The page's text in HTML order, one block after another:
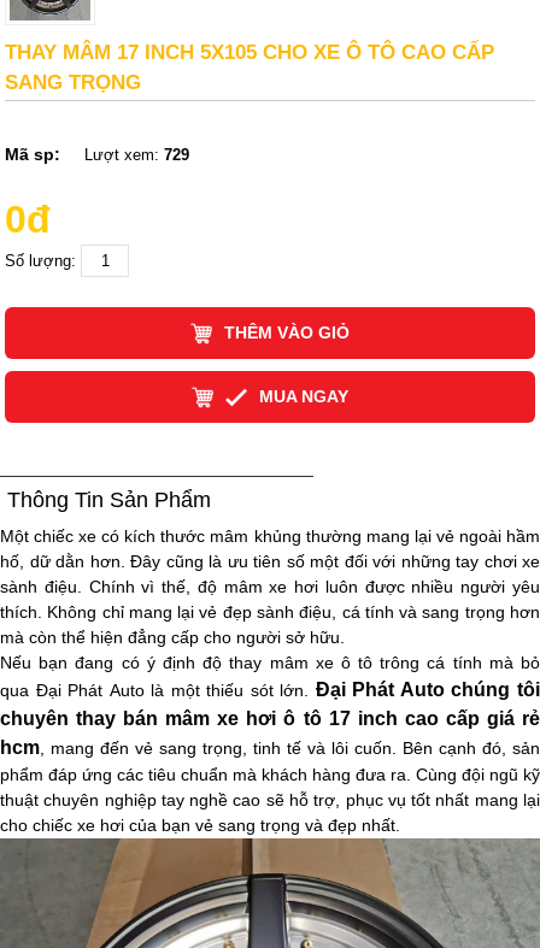
THAY MÂM 17 INCH 5X105 CHO XE Ô TÔ CAO CẤP
SANG TRỌNG
Mã sp: Lượt xem:729
0đ
Số lượng:
THÊM VÀO GIỎ
MUA NGAY
Thông Tin Sản Phẩm
Một chiếc xe có kích thước mâm khủng thường mang lại vẻ ngoài hầm
hố, dữ dằn hơn. Đây cũng là ưu tiên số một đối với những tay chơi xe
sành điệu. Chính vì thế, độ mâm xe hơi luôn được nhiều người yêu
thích. Không chỉ mang lại vẻ đẹp sành điệu, cá tính và sang trọng hơn
mà còn thể hiện đẳng cấp cho người sở hữu.
Nếu bạn đang có ý định độ thay mâm xe ô tô trông cá tính mà bỏ
qua Đại Phát Auto là một thiếu sót lớn.
Đại Phát Auto chúng tôi
chuyên thay bán mâm xe hơi ô tô17inch cao cấp giá rẻ​
hcm , mang đến vẻ sang trọng, tinh tế và lôi cuốn. Bên cạnh đó, sản
phẩm đáp ứng các tiêu chuẩn mà khách hàng đưa ra. Cùng đội ngũ kỹ
thuật chuyên nghiệp tay nghề cao sẽ hỗ trợ, phục vụ tốt nhất mang lại
cho chiếc xe hơi của bạn vẻ sang trọng và đẹp nhất.